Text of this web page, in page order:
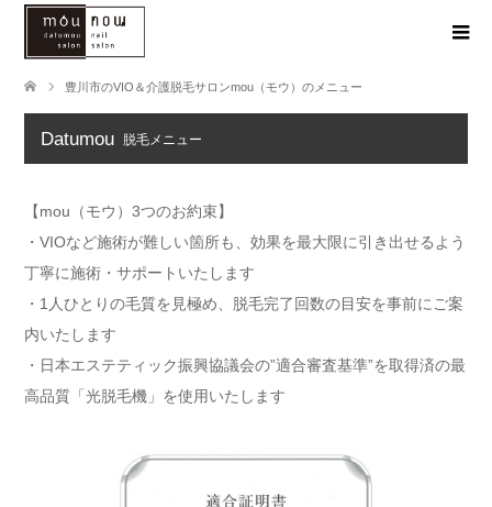
豊川市のVIO＆介護脱毛サロンmou（モウ）のメニュー
Datumou 脱毛メニュー
【mou（モウ）3つのお約束】
・VIOなど施術が難しい箇所も、効果を最大限に引き出せるよう
丁寧に施術・サポートいたします
・1人ひとりの毛質を見極め、脱毛完了回数の目安を事前にご案
内いたします
・日本エステティック振興協議会の”適合審査基準”を取得済の最
高品質「光脱毛機」を使用いたします